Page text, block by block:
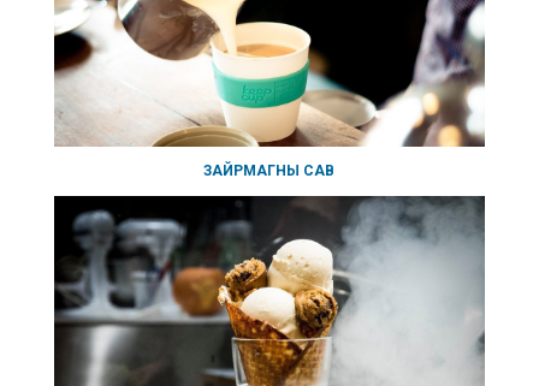
ЗАЙРМАГНЫ САВ